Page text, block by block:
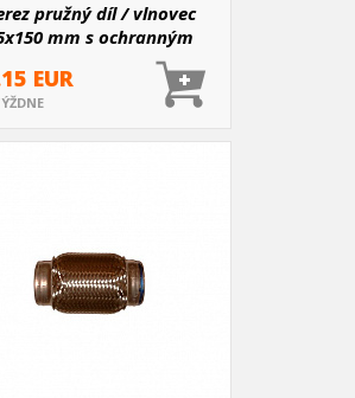
pružný díl / vlnovec
mm s ochranným
EUR